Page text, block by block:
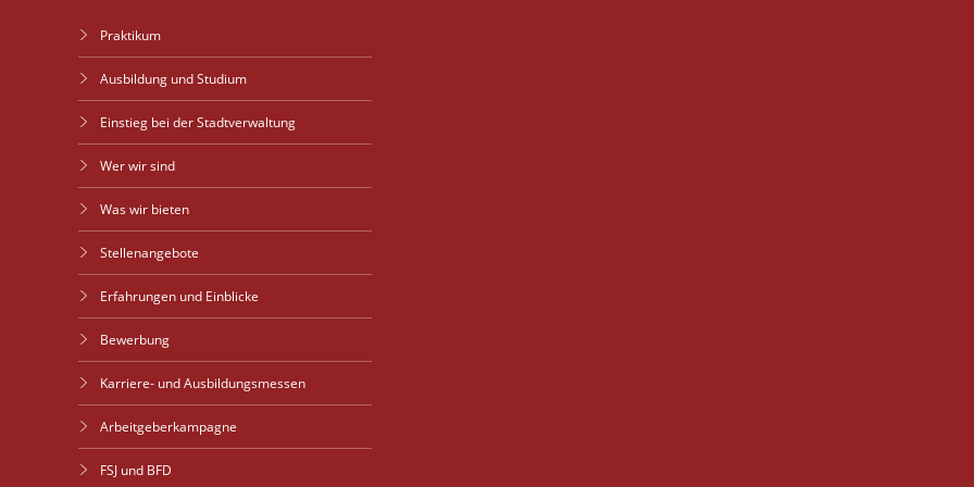
Praktikum
Ausbildung und Studium
Einstieg bei der Stadtverwaltung
Wer wir sind
Was wir bieten
Stellenangebote
Erfahrungen und Einblicke
Bewerbung
Karriere- und Ausbildungsmessen
Arbeitgeberkampagne
FSJ und BFD